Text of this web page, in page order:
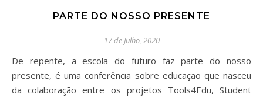
PARTE DO NOSSO PRESENTE
17 de Julho, 2020
De repente, a escola do futuro faz parte do nosso
presente, é uma conferência sobre educação que nasceu
da colaboração entre os projetos Tools4Edu, Student